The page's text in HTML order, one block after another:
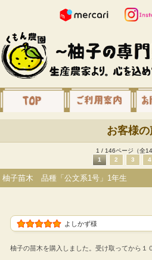
お客様の
1 / 146ページ（全
1
2 3 4
柚子苗木 品種「公文系1号」1年生
よしかず様
柚子の苗木を購入しました。受け取ってから１